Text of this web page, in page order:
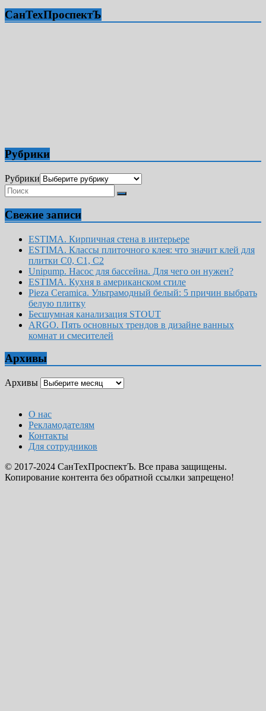
СанТехПроспектЪ
Рубрики
Рубрики
Свежие записи
ESTIMA. Кирпичная стена в интерьере
ESTIMA. Классы плиточного клея: что значит клей для
плитки С0, С1, С2
Unipump. Насос для бассейна. Для чего он нужен?
ESTIMA. Кухня в американском стиле
Pieza Ceramica. Ультрамодный белый: 5 причин выбрать
белую плитку
Бесшумная канализация STOUT
ARGO. Пять основных трендов в дизайне ванных
комнат и смесителей
Архивы
Архивы
О нас
Рекламодателям
Контакты
Для сотрудников
© 2017-2024 СанТехПроспектЪ. Все права защищены.
Копирование контента без обратной ссылки запрещено!